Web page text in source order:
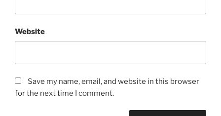
Website
Save my name, email, and website in this browser
for the next time I comment.